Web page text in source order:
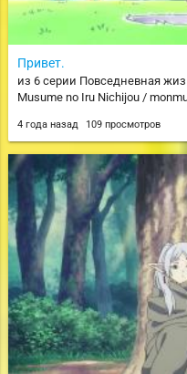
Привет.
из 6 серии Повседневная
Musume no Iru Nichijou /
4 года назад 109 просмотров